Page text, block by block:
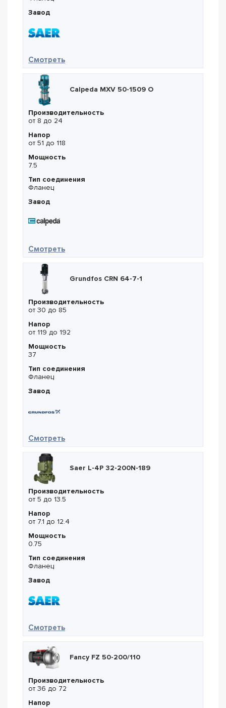
Завод
Смотреть— Saer NCBKXZ 6P 250-500B
Calpeda MXV 50-1509 O
Производительность
от 8 до 24
Напор
от 51 до 118
Мощность
7.5
Тип соединения
Фланец
Завод
Смотреть— Calpeda MXV 50-1509 O
Grundfos CRN 64-7-1
Производительность
от 30 до 85
Напор
от 119 до 192
Мощность
37
Тип соединения
Фланец
Завод
Смотреть— Grundfos CRN 64-7-1
Saer L-4P 32-200N-189
Производительность
от 5 до 13.5
Напор
от 7.1 до 12.4
Мощность
0.75
Тип соединения
Фланец
Завод
Смотреть— Saer L-4P 32-200N-189
Fancy FZ 50-200/110
Производительность
от 36 до 72
Напор